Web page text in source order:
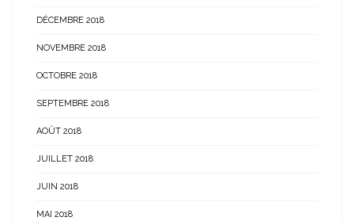
DÉCEMBRE 2018
NOVEMBRE 2018
OCTOBRE 2018
SEPTEMBRE 2018
AOÛT 2018
JUILLET 2018
JUIN 2018
MAI 2018